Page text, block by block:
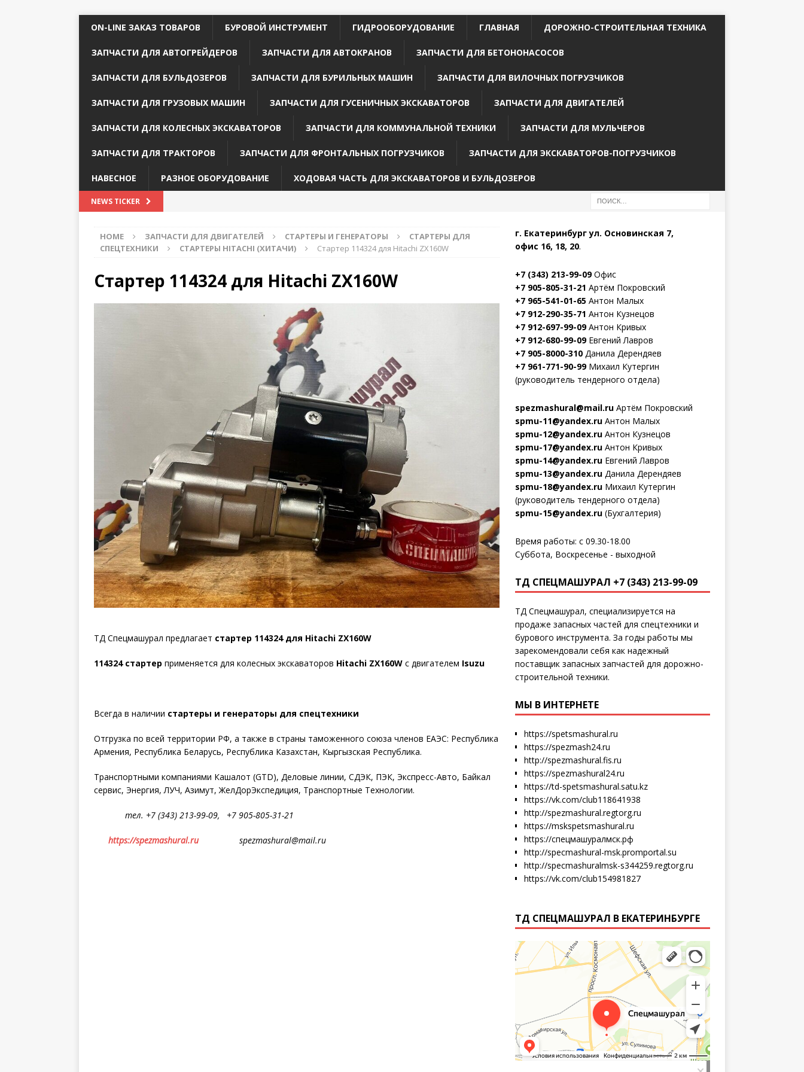
ON-LINE ЗАКАЗ ТОВАРОВ БУРОВОЙ ИНСТРУМЕНТ ГИДРООБОРУДОВАНИЕ ГЛАВНАЯ ДОРОЖНО-СТРОИТЕЛЬНАЯ ТЕХНИКА
ЗАПЧАСТИ ДЛЯ АВТОГРЕЙДЕРОВ ЗАПЧАСТИ ДЛЯ АВТОКРАНОВ ЗАПЧАСТИ ДЛЯ БЕТОНОНАСОСОВ
ЗАПЧАСТИ ДЛЯ БУЛЬДОЗЕРОВ ЗАПЧАСТИ ДЛЯ БУРИЛЬНЫХ МАШИН ЗАПЧАСТИ ДЛЯ ВИЛОЧНЫХ ПОГРУЗЧИКОВ
ЗАПЧАСТИ ДЛЯ ГРУЗОВЫХ МАШИН ЗАПЧАСТИ ДЛЯ ГУСЕНИЧНЫХ ЭКСКАВАТОРОВ ЗАПЧАСТИ ДЛЯ ДВИГАТЕЛЕЙ
ЗАПЧАСТИ ДЛЯ КОЛЕСНЫХ ЭКСКАВАТОРОВ ЗАПЧАСТИ ДЛЯ КОММУНАЛЬНОЙ ТЕХНИКИ ЗАПЧАСТИ ДЛЯ МУЛЬЧЕРОВ
ЗАПЧАСТИ ДЛЯ ТРАКТОРОВ ЗАПЧАСТИ ДЛЯ ФРОНТАЛЬНЫХ ПОГРУЗЧИКОВ ЗАПЧАСТИ ДЛЯ ЭКСКАВАТОРОВ-ПОГРУЗЧИКОВ
НАВЕСНОЕ РАЗНОЕ ОБОРУДОВАНИЕ ХОДОВАЯ ЧАСТЬ ДЛЯ ЭКСКАВАТОРОВ И БУЛЬДОЗЕРОВ
NEWS TICKER
HOME ЗАПЧАСТИ ДЛЯ ДВИГАТЕЛЕЙ СТАРТЕРЫ И ГЕНЕРАТОРЫ
СТАРТЕРЫ ДЛЯ
СПЕЦТЕХНИКИ
СТАРТЕРЫ HITACHI (ХИТАЧИ) Стартер 114324 для Hitachi ZX160W
Стартер 114324 для Hitachi ZX160W
ТД Спецмашурал предлагает стартер 114324 для Hitachi ZX160W
114324 стартер применяется для колесных экскаваторов Hitachi ZX160W с двигателем Isuzu
Всегда в наличии стартеры и генераторы для спецтехники
Отгрузка по всей территории РФ, а также в страны таможенного союза членов ЕАЭС: Республика
Армения, Республика Беларусь, Республика Казахстан, Кыргызская Республика.
Транспортными компаниями Кашалот (GTD), Деловые линии, СДЭК, ПЭК, Экспресс-Авто, Байкал
сервис, Энергия, ЛУЧ, Азимут, ЖелДорЭкспедиция, Транспортные Технологии.
тел. +7 (343) 213-99-09, +7 905-805-31-21
https://spezmashural.ru spezmashural@mail.ru
г. Екатеринбург ул. Основинская 7,
офис 16, 18, 20.
+7 (343) 213-99-09Офис
+7 905-805-31-21 Артём Покровский
+7 965-541-01-65Антон Малых
+7 912-290-35-71 Антон Кузнецов
+7 912-697-99-09Антон Кривых
+7 912-680-99-09Евгений Лавров
+7 905-8000-310Данила Дерендяев
+7 961-771-90-99Михаил Кутергин
(руководитель тендерного отдела)
spezmashural@mail.ruАртём Покровский
spmu-11@yandex.ruАнтон Малых
spmu-12@yandex.ruАнтон Кузнецов
spmu-17@yandex.ruАнтон Кривых
spmu-14@yandex.ruЕвгений Лавров
spmu-13@yandex.ruДанила Дерендяев
spmu-18@yandex.ruМихаил Кутергин
(руководитель тендерного отдела)
spmu-15@yandex.ru(Бухгалтерия)
Время работы: с 09.30-18.00
Суббота, Воскресенье - выходной
ТД СПЕЦМАШУРАЛ +7 (343) 213-99-09
ТД Спецмашурал, специализируется на
продаже запасных частей для спецтехники и
бурового инструмента. За годы работы мы
зарекомендовали себя как надежный
поставщик запасных запчастей для дорожно-
строительной техники.
МЫ В ИНТЕРНЕТЕ
https://spetsmashural.ru
https://spezmash24.ru
http://spezmashural.fis.ru
https://spezmashural24.ru
https://td-spetsmashural.satu.kz
https://vk.com/club118641938
http://spezmashural.regtorg.ru
https://mskspetsmashural.ru
https://спецмашуралмск.рф
http://specmashural-msk.promportal.su
http://specmashuralmsk-s344259.regtorg.ru
https://vk.com/club154981827
ТД СПЕЦМАШУРАЛ В ЕКАТЕРИНБУРГЕ